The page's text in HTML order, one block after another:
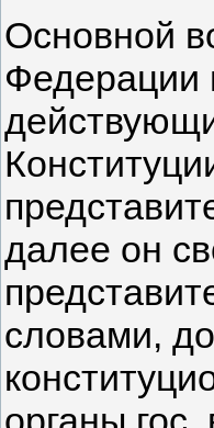
Основной
Федерации
далее он
словами,